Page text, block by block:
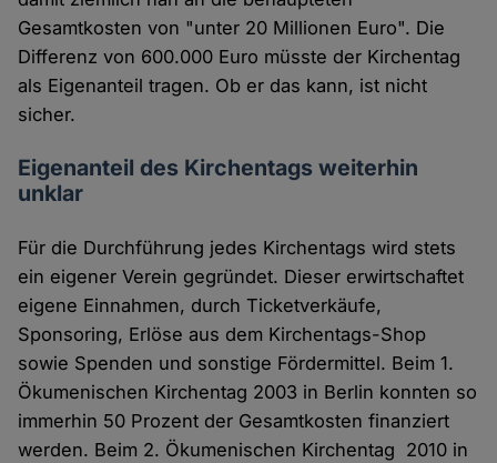
Gesamtkosten von "unter 20 Millionen Euro". Die
Differenz von 600.000 Euro müsste der Kirchentag
als Eigenanteil tragen. Ob er das kann, ist nicht
sicher.
Eigenanteil des Kirchentags weiterhin
unklar
Für die Durchführung jedes Kirchentags wird stets
ein eigener Verein gegründet. Dieser erwirtschaftet
eigene Einnahmen, durch Ticketverkäufe,
Sponsoring, Erlöse aus dem Kirchentags-Shop
sowie Spenden und sonstige Fördermittel. Beim 1.
Ökumenischen Kirchentag 2003 in Berlin konnten so
immerhin 50 Prozent der Gesamtkosten finanziert
werden. Beim 2. Ökumenischen Kirchentag 2010 in